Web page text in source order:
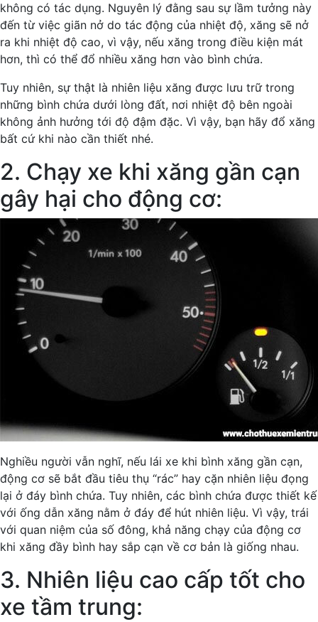
không có tác dụng. Nguyên lý đằng sau sự lầm tưởng này
đến từ việc giãn nở do tác động của nhiệt độ, xăng sẽ nở
ra khi nhiệt độ cao, vì vậy, nếu xăng trong điều kiện mát
hơn, thì có thể đổ nhiều xăng hơn vào bình chứa.
Tuy nhiên, sự thật là nhiên liệu xăng được lưu trữ trong
những bình chứa dưới lòng đất, nơi nhiệt độ bên ngoài
không ảnh hưởng tới độ đậm đặc. Vì vậy, bạn hãy đổ xăng
bất cứ khi nào cần thiết nhé.
2. Chạy xe khi xăng gần cạn
gây hại cho động cơ:
Nghiều người vẫn nghĩ, nếu lái xe khi bình xăng gần cạn,
động cơ sẽ bắt đầu tiêu thụ “rác” hay cặn nhiên liệu đọng
lại ở đáy bình chứa. Tuy nhiên, các bình chứa được thiết kế
với ống dẫn xăng nằm ở đáy để hút nhiên liệu. Vì vậy, trái
với quan niệm của số đông, khả năng chạy của động cơ
khi xăng đầy bình hay sắp cạn về cơ bản là giống nhau.
3. Nhiên liệu cao cấp tốt cho
xe tầm trung: